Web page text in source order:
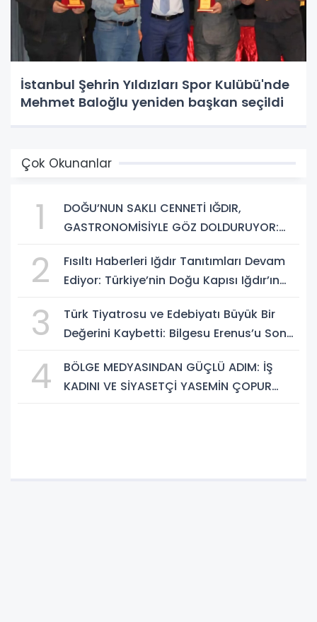
İstanbul Şehrin Yıldızları Spor Kulübü'nde
Mehmet Baloğlu yeniden başkan seçildi
Çok Okunanlar
1
DOĞU’NUN SAKLI CENNETİ IĞDIR,
GASTRONOMİSİYLE GÖZ DOLDURUYOR:
BULUŞMA NOKTASI
2
Fısıltı Haberleri Iğdır Tanıtımları Devam
Ediyor: Türkiye’nin Doğu Kapısı Iğdır’ın
3
Türk Tiyatrosu ve Edebiyatı Büyük Bir
Değerini Kaybetti: Bilgesu Erenus’u Son
4
BÖLGE MEDYASINDAN GÜÇLÜ ADIM: İŞ
KADINI VE SİYASETÇİ YASEMİN ÇOPUR